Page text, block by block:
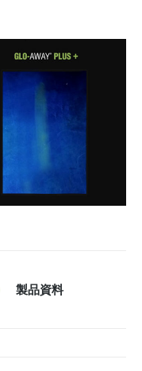
製品資料